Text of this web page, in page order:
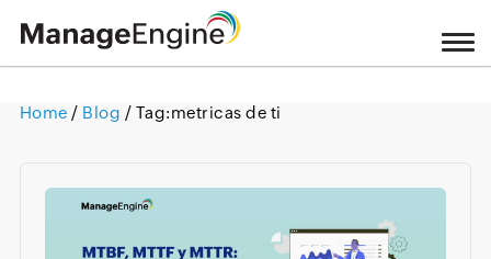
Home / Blog / Tag:metricas de ti